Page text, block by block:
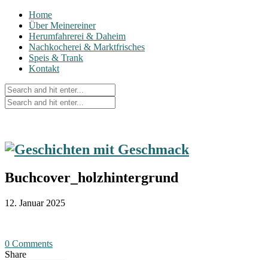
Home
Über Meinereiner
Herumfahrerei & Daheim
Nachkocherei & Marktfrisches
Speis & Trank
Kontakt
Buchcover_holzhintergrund
12. Januar 2025
0 Comments
Share